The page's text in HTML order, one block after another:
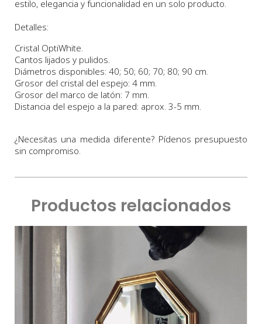
estilo, elegancia y funcionalidad en un solo producto.
Detalles:
Cristal OptiWhite.
Cantos lijados y pulidos.
Diámetros disponibles: 40; 50; 60; 70; 80; 90 cm.
Grosor del cristal del espejo: 4 mm.
Grosor del marco de latón: 7 mm.
Distancia del espejo a la pared: aprox. 3-5 mm.
¿Necesitas una medida diferente? Pídenos presupuesto
sin compromiso.
Productos relacionados